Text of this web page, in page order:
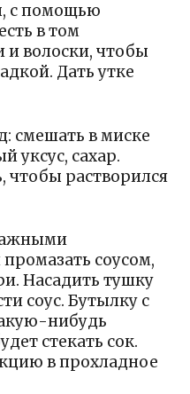
с помощью
в том
и волоски, чтобы
Дать утке
смешать в миске
уксус, сахар.
чтобы растворился
соусом,
Насадить тушку
соус. Бутылку с
нибудь
стекать сок.
в прохладное